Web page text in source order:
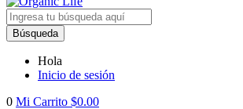
Búsqueda
Hola
Inicio de sesión
0 Mi Carrito $0.00